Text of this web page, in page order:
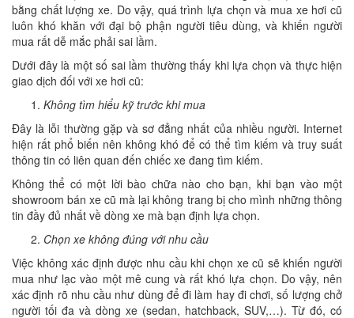
bằng chất lượng xe. Do vậy, quá trình lựa chọn và mua xe hơi cũ
luôn khó khăn với đại bộ phận người tiêu dùng, và khiến người
mua rất dễ mắc phải sai lầm.
Dưới đây là một số sai lầm thường thấy khi lựa chọn và thực hiện
giao dịch đối với xe hơi cũ:
Không tìm hiểu kỹ trước khi mua
Đây là lỗi thường gặp và sơ đẳng nhất của nhiều người. Internet
hiện rất phổ biến nên không khó để có thể tìm kiếm và truy suất
thông tin có liên quan đến chiếc xe đang tìm kiếm.
Không thể có một lời bào chữa nào cho bạn, khi bạn vào một
showroom bán xe cũ mà lại không trang bị cho mình những thông
tin đầy đủ nhất về dòng xe mà bạn định lựa chọn.
Chọn xe không đúng với nhu cầu
Việc không xác định được nhu cầu khi chọn xe cũ sẽ khiến người
mua như lạc vào một mê cung và rất khó lựa chọn. Do vậy, nên
xác định rõ nhu cầu như dùng để đi làm hay đi chơi, số lượng chở
người tối đa và dòng xe (sedan, hatchback, SUV,…). Từ đó, có